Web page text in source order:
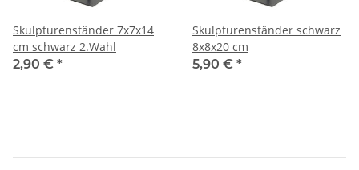
Skulpturenständer 7x7x14
cm schwarz 2.Wahl
2,90 € *
Skulpturenständer schwarz
8x8x20 cm
5,90 € *